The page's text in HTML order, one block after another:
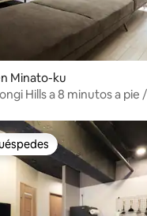
Minato-ku
Hills a 8 minutos a pie